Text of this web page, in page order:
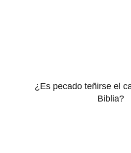
¿Es pecado teñirse el
Biblia?